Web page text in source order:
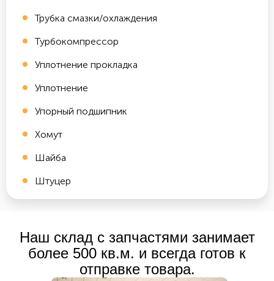
Трубка смазки/охлаждения
Турбокомпрессор
Уплотнение прокладка
Уплотнение
Упорный подшипник
Хомут
Шайба
Штуцер
Наш склад с запчастями занимает
более 500 кв.м. и всегда готов к
отправке товара.